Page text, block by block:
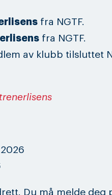
fra NGTF.
fra NGTF.
av klubb tilsluttet
Du må melde deg